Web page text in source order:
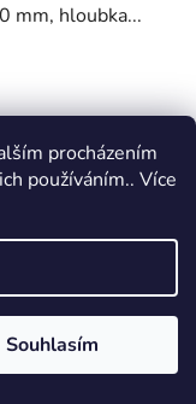
procházením
používáním.. Více
Souhlasím
mm, hloubka...
VEDASPRINT
mineral 7,5m2